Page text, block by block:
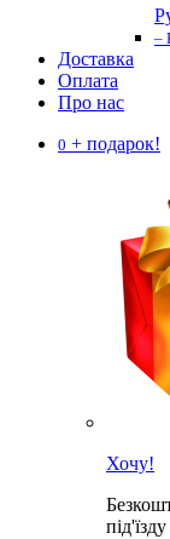
–
Доставка
Оплата
Про нас
0 + подарок!
Хочу!
під'їзду